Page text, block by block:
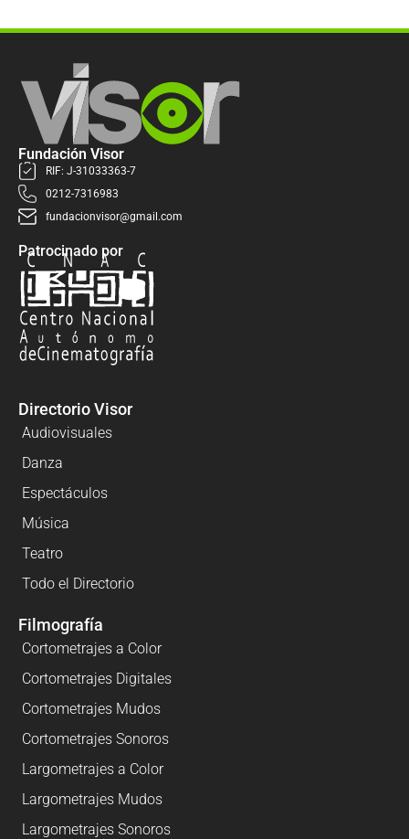
Fundación Visor
RIF: J-31033363-7
0212-7316983
fundacionvisor@gmail.com
Patrocinado por
Directorio Visor
Audiovisuales
Danza
Espectáculos
Música
Teatro
Todo el Directorio
Filmografía
Cortometrajes a Color
Cortometrajes Digitales
Cortometrajes Mudos
Cortometrajes Sonoros
Largometrajes a Color
Largometrajes Mudos
Largometrajes Sonoros